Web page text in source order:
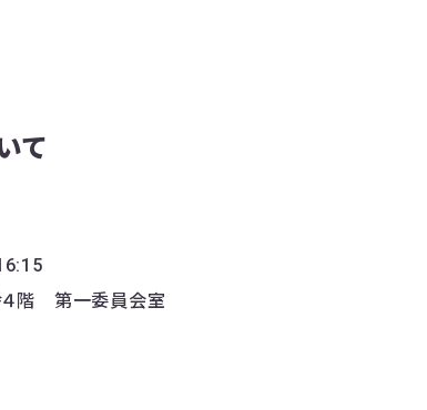
て
階 第一委員会室